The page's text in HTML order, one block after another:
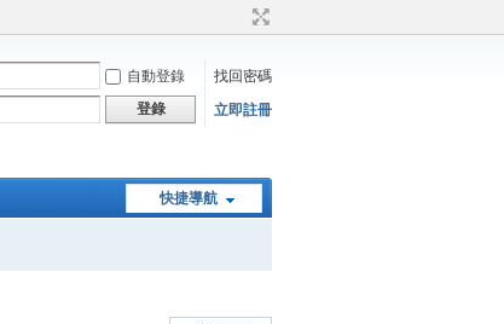
自動登錄
找回密碼
登錄 立即註冊
快捷導航